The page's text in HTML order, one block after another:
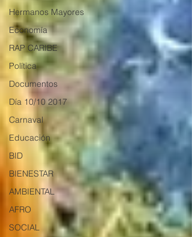
Hermanos Mayores
Economía
RAP CARIBE
Política
Documentos
Día 10/10 2017
Carnaval
Educación
BID
BIENESTAR
AMBIENTAL
AFRO
SOCIAL